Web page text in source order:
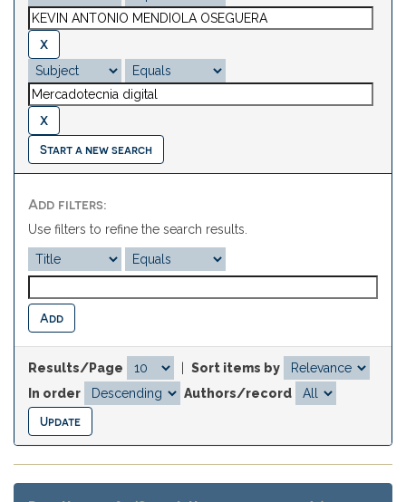
Start a new search
Add filters:
Use filters to refine the search results.
Results/Page
Sort items by
In order
Authors/record